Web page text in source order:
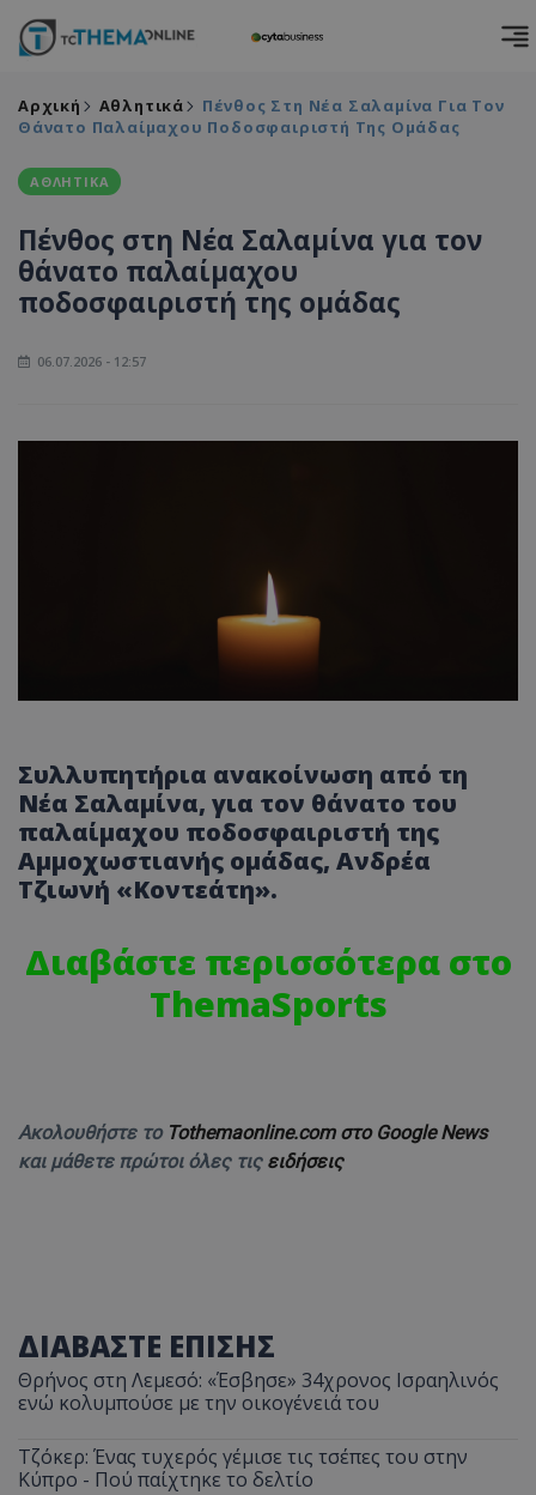
Αρχική Αθλητικά
Πένθος Στη Νέα Σαλαμίνα Για Τον
Θάνατο Παλαίμαχου Ποδοσφαιριστή Της Ομάδας
ΑΘΛΗΤΙΚΑ
Πένθος στη Νέα Σαλαμίνα για τον
θάνατο παλαίμαχου
ποδοσφαιριστή της ομάδας
06.07.2026 - 12:57
Συλλυπητήρια ανακοίνωση από τη
Νέα Σαλαμίνα, για τον θάνατο του
παλαίμαχου ποδοσφαιριστή της
Αμμοχωστιανής ομάδας, Ανδρέα
Τζιωνή «Κοντεάτη».
Διαβάστε περισσότερα στο
ThemaSports
Ακολουθήστε το Tothemaonline.com στο Google News
και μάθετε πρώτοι όλες τις ειδήσεις
ΔΙΑΒΑΣΤΕ ΕΠΙΣΗΣ
Θρήνος στη Λεμεσό: «Έσβησε» 34χρονος Ισραηλινός
ενώ κολυμπούσε με την οικογένειά του
Τζόκερ: Ένας τυχερός γέμισε τις τσέπες του στην
Κύπρο - Πού παίχτηκε το δελτίο